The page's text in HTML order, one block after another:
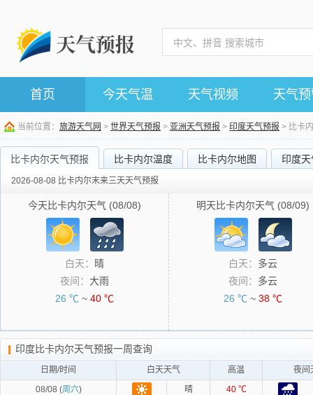
首页 今天气温 天气视频 天气
当前位置： 旅游天气网 > 世界天气预报 > 亚洲天气预报 > 印度天气预报 > 比卡
比卡内尔天气预报 比卡内尔温度 比卡内尔地图 印度天
2026-08-08 比卡内尔末来三天天气预报
今天比卡内尔天气 (08/08)
白天：
晴
夜间： 大雨
26 ℃ ~ 40 ℃
明天比卡内尔天气 (08/09)
白天： 多云
夜间： 多云
26 ℃ ~ 38 ℃
印度比卡内尔天气预报一周查询
日期/时间 白天天气 高温
夜间
08/08 (周六) 晴
40 ℃